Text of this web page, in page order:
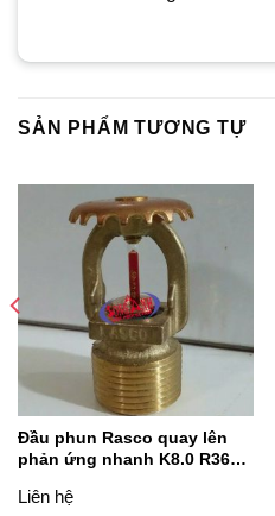
SẢN PHẨM TƯƠNG TỰ
Đầu phun Rasco quay lên
phản ứng nhanh K8.0 R3622
Liên hệ